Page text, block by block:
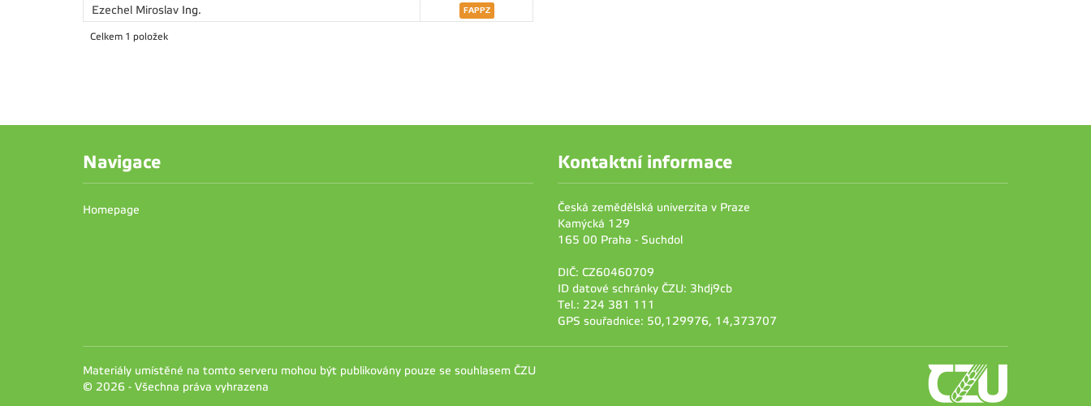
Ezechel Miroslav Ing.
Celkem 1 položek
Navigace
Homepage
Kontaktní informace
Česká zemědělská univerzita v Praze
Kamýcká 129
165 00 Praha - Suchdol
DIČ: CZ60460709
ID datové schránky ČZU: 3hdj9cb
Tel.: 224 381 111
GPS souřadnice: 50,129976, 14,373707
Materiály umístěné na tomto serveru mohou být publikovány pouze se souhlasem ČZU
© 2026 - Všechna práva vyhrazena